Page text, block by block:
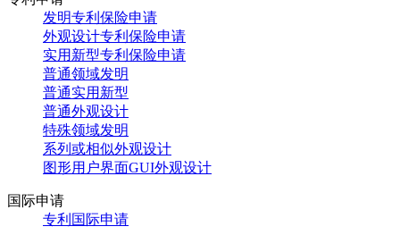
发明专利保险申请
外观设计专利保险申请
实用新型专利保险申请
普通领域发明
普通实用新型
普通外观设计
特殊领域发明
系列或相似外观设计
图形用户界面GUI外观设计
国际申请
专利国际申请